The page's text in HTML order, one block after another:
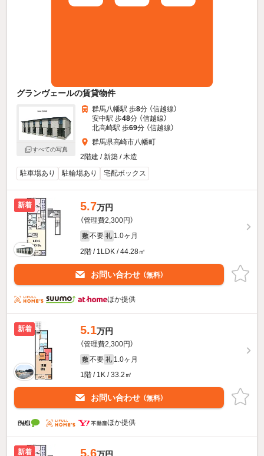
グランヴェールの賃貸物件
すべての写真
群馬八幡駅 歩8分 （信越線）
安中駅 歩48分 （信越線）
北高崎駅 歩69分 （信越線）
群馬県高崎市八幡町
2階建 / 新築 / 木造
駐車場あり
駐輪場あり 宅配ボックス
新着 5.7万円
（管理費2,300円）
敷 不要 礼 1.0ヶ月
2階 / 1LDK / 44.28㎡
お問い合わせ （無料）
ほか提供
新着 5.1万円
（管理費2,300円）
敷 不要 礼 1.0ヶ月
1階 / 1K / 33.2㎡
お問い合わせ （無料）
ほか提供
新着 5.6